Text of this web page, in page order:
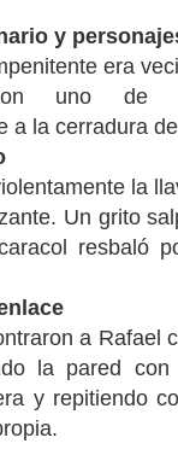
y
era
con uno de
a la cerradura
la
Un grito
resbaló
a Rafael
la pared
y repitiendo